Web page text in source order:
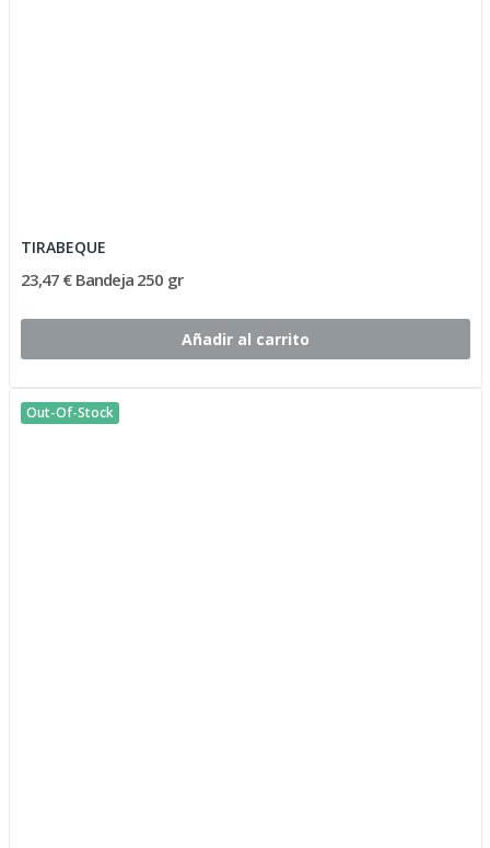
TIRABEQUE
23,47 € Bandeja 250 gr
Añadir al carrito
Out-Of-Stock